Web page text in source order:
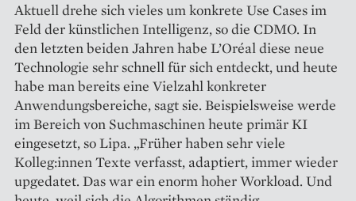
Aktuell drehe sich vieles um konkrete Use Cases im
Feld der künstlichen Intelligenz, so die CDMO. In
den letzten beiden Jahren habe L’Oréal diese neue
Technologie sehr schnell für sich entdeckt, und heute
habe man bereits eine Vielzahl konkreter
Anwendungsbereiche, sagt sie. Beispielsweise werde
im Bereich von Suchmaschinen heute primär KI
eingesetzt, so Lipa. „Früher haben sehr viele
Kolleg:innen Texte verfasst, adap­tiert, immer wieder
upgedatet. Das war ein enorm hoher Workload. Und